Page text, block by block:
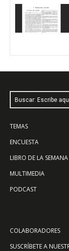
Buscar: Escribe
TEMAS
ENCUESTA
LIBRO DE LA SEMANA
MULTIMEDIA
PODCAST
COLABORADORES
SUSCRÍBETE A